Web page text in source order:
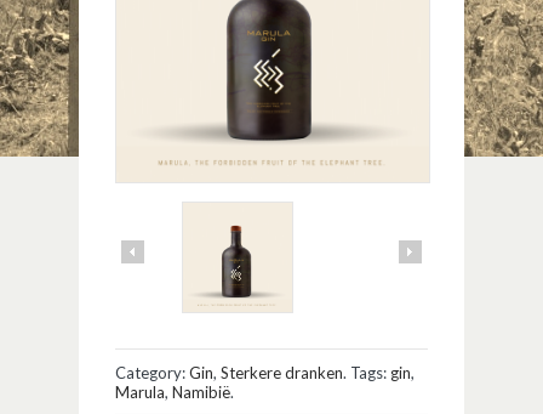
Category:Gin, Sterkere dranken. Tags: gin,
Marula, Namibië.